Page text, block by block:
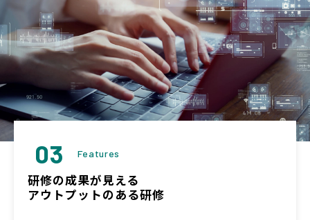
03 Features
研修の成果が見える
アウトプットのある研修